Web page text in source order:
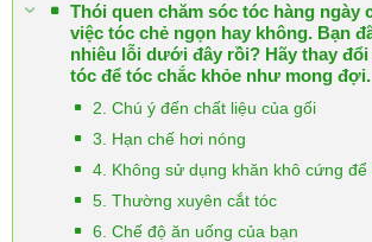
Thói quen chăm sóc tóc hàng ngày
việc tóc chẻ ngọn hay không. Bạn
nhiêu lỗi dưới đây rồi? Hãy thay đổi
tóc để tóc chắc khỏe như mong đợi.
2. Chú ý đến chất liệu của gối
3. Hạn chế hơi nóng
4. Không sử dụng khăn khô cứng để
5. Thường xuyên cắt tóc
6. Chế độ ăn uống của bạn